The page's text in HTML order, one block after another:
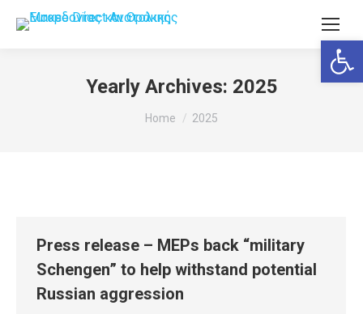
Yearly Archives: 2025
You are here:
Home 2025
Press release – MEPs back “military
Schengen” to help withstand potential
Russian aggression